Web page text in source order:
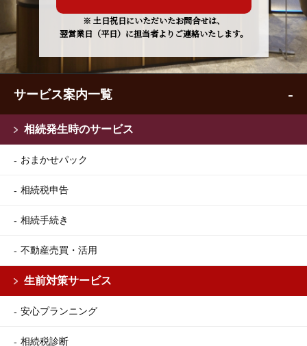
※ 土日祝日にいただいたお問合せは、
翌営業日（平日）に担当者よりご連絡いたします。
サービス案内一覧
相続発生時のサービス
おまかせパック
相続税申告
相続手続き
不動産売買・活用
生前対策サービス
安心プランニング
相続税診断